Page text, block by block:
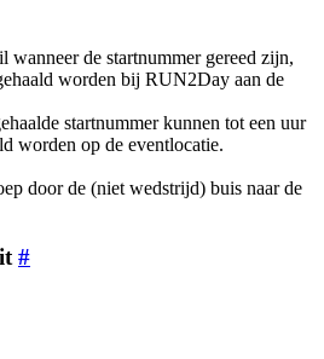
wanneer de startnummer gereed zijn,
worden bij RUN2Day aan de
startnummer kunnen tot een uur
worden op de eventlocatie.
door de (niet wedstrijd) buis naar de
#